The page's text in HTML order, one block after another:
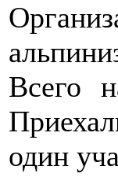
Всего
один